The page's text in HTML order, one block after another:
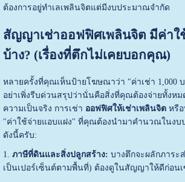
ต้องการอยู่ทำเลเพลินจิตแต่มีงบประมาณจำกัด
สัญญาเช่าออฟฟิศเพลินจิต มีค่าใ
บ้าง? (เรื่องที่ตึกไม่เคยบอกคุณ)
หลายครั้งที่คุณเห็นป้ายโฆษณาว่า "ค่าเช่า 1,000
อย่าเพิ่งรีบด่วนสรุปว่านั่นคือสิ่งที่คุณต้องจ่ายทั้งหม
ความเป็นจริง การเช่า ออฟฟิศให้เช่าเพลินจิตหรือ
"ค่าใช้จ่ายแอบแฝง" ที่คุณต้องนำมาคำนวณในงบ
ดังนี้ครับ:
1. ภาษีที่ดินและสิ่งปลูกสร้าง: บางตึกจะผลักภาระ
เป็นเปอร์เซ็นต์ตามพื้นที่) ต้องดูในสัญญาให้ดีก่อน